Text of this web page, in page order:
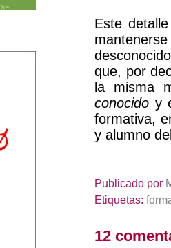
Este
que, por
la misma
conocido y
formativa,
y alumno
Publicado por
Etiquetas:
12